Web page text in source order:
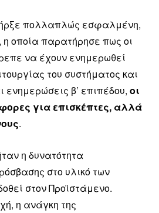
πολλαπλώς εσφαλμένη,
η οποία παρατήρησε πως οι
να έχουν ενημερωθεί
του συστήματος και
ενημερώσεις β’ επιπέδου, οι
για επισκέπτες, αλλά
.
η δυνατότητα
στο υλικό των
στον Προϊστάμενο.
η ανάγκη της